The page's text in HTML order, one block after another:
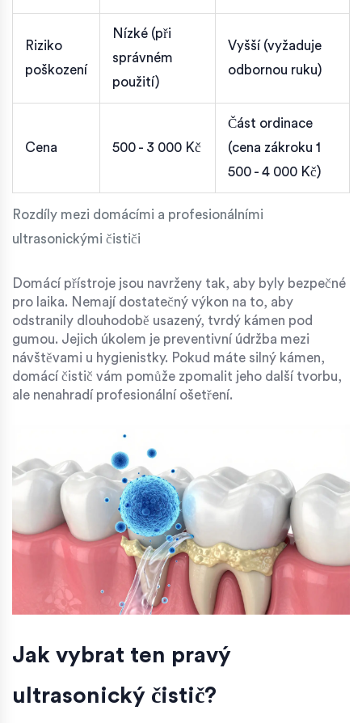
Rozdíly mezi domácími a profesionálními
ultrasonickými čističi
Riziko
poškození
Nízké (při
správném
použití)
Vyšší (vyžaduje
odbornou ruku)
Cena 500 - 3 000 Kč
Část ordinace
(cena zákroku 1
500 - 4 000 Kč)
Domácí přístroje jsou navrženy tak, aby byly bezpečné
pro laika. Nemají dostatečný výkon na to, aby
odstranily dlouhodobě usazený, tvrdý kámen pod
gumou. Jejich úkolem je preventivní údržba mezi
návštěvami u hygienistky. Pokud máte silný kámen,
domácí čistič vám pomůže zpomalit jeho další tvorbu,
ale nenahradí profesionální ošetření.
Jak vybrat ten pravý
ultrasonický čistič?